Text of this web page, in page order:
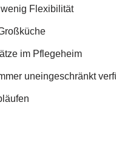
Flexibilität
im Pflegeheim
uneingeschränkt